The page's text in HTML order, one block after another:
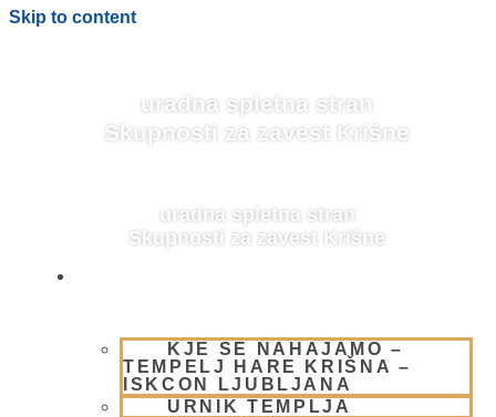
Skip to content
uradna spletna stran
Skupnosti za zavest Krišne
uradna spletna stran
Skupnosti za zavest Krišne
KJE SE NAHAJAMO –
TEMPELJ HARE KRIŠNA –
ISKCON LJUBLJANA
URNIK TEMPLJA
BLOG